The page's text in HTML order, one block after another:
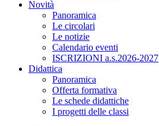
Novità
Panoramica
Le circolari
Le notizie
Calendario eventi
ISCRIZIONI a.s.2026-2027
Didattica
Panoramica
Offerta formativa
Le schede didattiche
I progetti delle classi